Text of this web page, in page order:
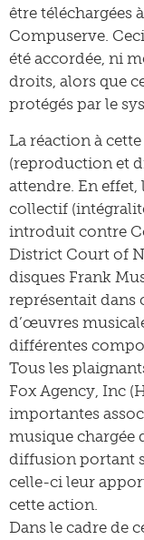
être téléchargées
Compuserve.
été accordée, ni
droits, alors que
protégés par le
La réaction à
(reproduction et
attendre. En effet,
collectif
introduit contre
District Court of
disques Frank
représentait dans
d’œuvres
différentes
Tous les
Fox Agency, Inc
importantes
musique chargée
diffusion portant
celle-ci leur
cette action.
Dans le cadre de